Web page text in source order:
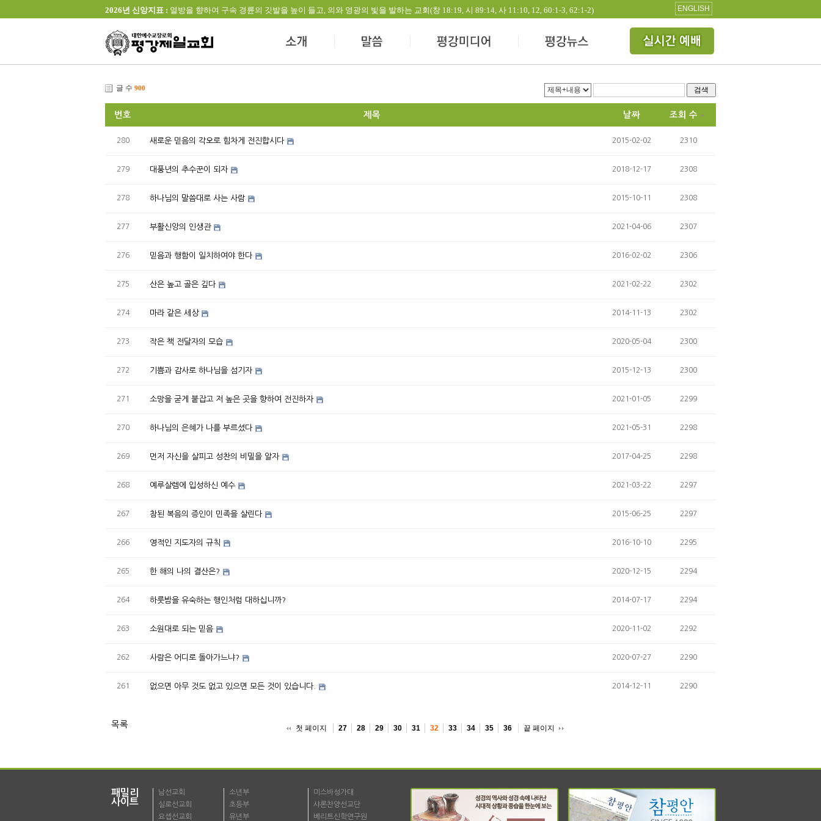
2026년 신앙지표 : 열방을 향하여 구속 경륜의 깃발을 높이 들고, 의와 영광의 빛을 발하는 교회(창 18:19, 시 89:14, 사 11:10, 12, 60:1-3, 62:1-2) ENGLISH
글 수 900 검색
번호 제목 날짜 조회 수
280 새로운 믿음의 각오로 힘차게 전진합시다 2015-02-02 2310
279 대풍년의 추수꾼이 되자 2018-12-17 2308
278 하나님의 말씀대로 사는 사람 2015-10-11 2308
277 부활신앙의 인생관 2021-04-06 2307
276 믿음과 행함이 일치하여야 한다 2016-02-02 2306
275 산은 높고 골은 깊다 2021-02-22 2302
274 마라 같은 세상 2014-11-13 2302
273 작은 책 전달자의 모습 2020-05-04 2300
272 기쁨과 감사로 하나님을 섬기자 2015-12-13 2300
271 소망을 굳게 붙잡고 저 높은 곳을 향하여 전진하자 2021-01-05 2299
270 하나님의 은혜가 나를 부르셨다 2021-05-31 2298
269 먼저 자신을 살피고 성찬의 비밀을 알자 2017-04-25 2298
268 예루살렘에 입성하신 예수 2021-03-22 2297
267 참된 복음의 증인이 민족을 살린다 2015-06-25 2297
266 영적인 지도자의 규칙 2016-10-10 2295
265 한 해의 나의 결산은? 2020-12-15 2294
264 하룻밤을 유숙하는 행인처럼 대하십니까? 2014-07-17 2294
263 소원대로 되는 믿음 2020-11-02 2292
262 사람은 어디로 돌아가느냐? 2020-07-27 2290
261 없으면 아무 것도 없고 있으면 모든 것이 있습니다. 2014-12-11 2290
목록 첫 페이지 27 28 29 30 31 32 33 34 35 36 끝 페이지
패밀리
사이트
남선교회
실로선교회
요셉선교회
소년부
초등부
유년부
미스바성가대
샤론찬양선교단
베리트신학연구원